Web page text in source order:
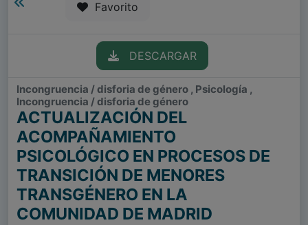
Favorito
DESCARGAR
Incongruencia / disforia de género , Psicología ,
Incongruencia / disforia de género
ACTUALIZACIÓN DEL
ACOMPAÑAMIENTO
PSICOLÓGICO EN PROCESOS DE
TRANSICIÓN DE MENORES
TRANSGÉNERO EN LA
COMUNIDAD DE MADRID